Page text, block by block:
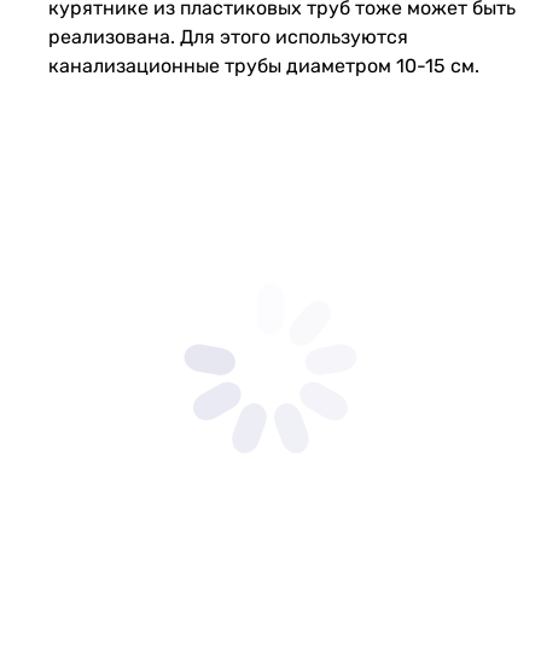
курятнике из пластиковых труб тоже может быть
реализована. Для этого используются
канализационные трубы диаметром 10-15 см.